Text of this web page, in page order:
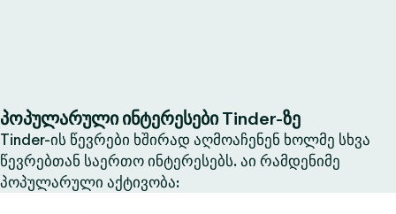
პოპულარული ინტერესები Tinder-ზე
Tinder-ის წევრები ხშირად აღმოაჩენენ ხოლმე სხვა
წევრებთან საერთო ინტერესებს. აი რამდენიმე
პოპულარული აქტივობა: